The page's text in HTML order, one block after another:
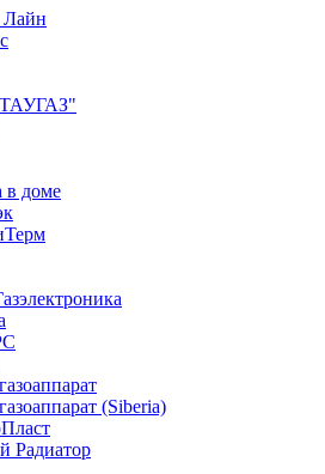
в доме
(Siberia)
Радиатор